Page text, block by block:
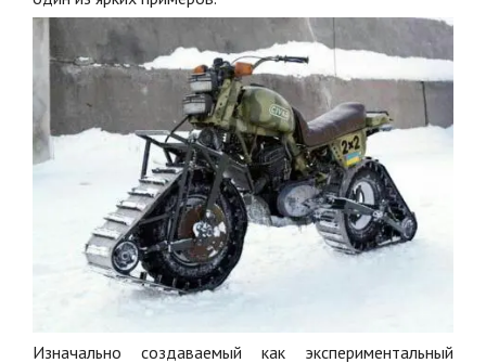
Изначально создаваемый как экспериментальный